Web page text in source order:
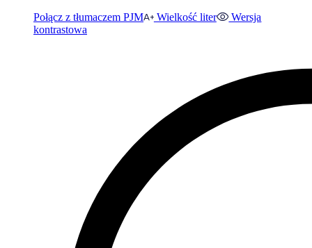
Połącz z tłumaczem PJM Wielkość liter
Wersja
kontrastowa